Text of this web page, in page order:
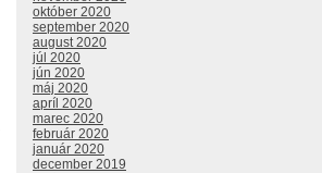
október 2020
september 2020
august 2020
júl 2020
jún 2020
máj 2020
apríl 2020
marec 2020
február 2020
január 2020
december 2019